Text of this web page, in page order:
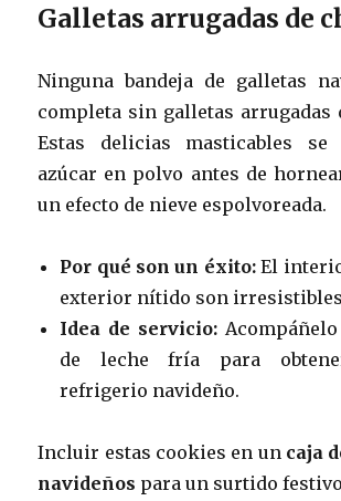
Galletas arrugadas de
Ninguna bandeja de galletas
completa sin galletas arrugadas
Estas delicias masticables
azúcar en polvo antes de
un efecto de nieve espolvoreada.
Por qué son un éxito:El
exterior nítido son
Idea de servicio:
de leche fría para
refrigerio navideño.
Incluir estas cookies en un caja
navideños para un surtido